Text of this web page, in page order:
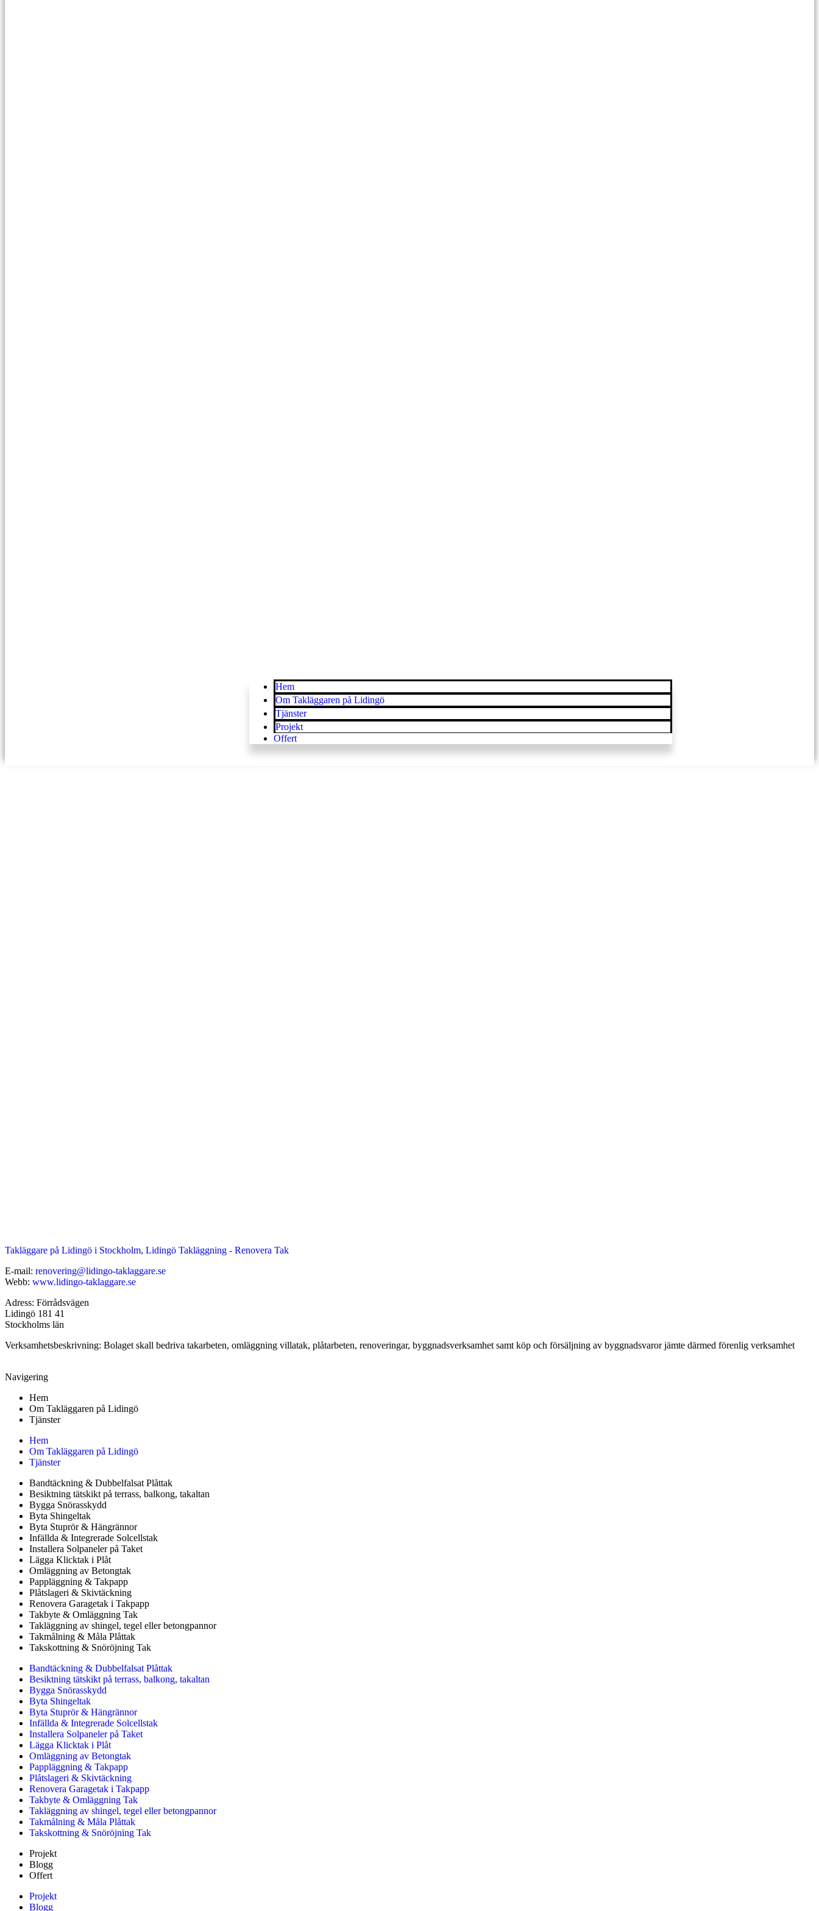
Hem
Om Takläggaren på Lidingö
Tjänster
Projekt
Offert
Takläggare på Lidingö i Stockholm, Lidingö Takläggning - Renovera Tak
E-mail: renovering@lidingo-taklaggare.se
Webb: www.lidingo-taklaggare.se
Adress: Förrådsvägen
Lidingö 181 41
Stockholms län
Verksamhetsbeskrivning: Bolaget skall bedriva takarbeten, omläggning villatak, plåtarbeten, renoveringar, byggnadsverksamhet samt köp och försäljning av byggnadsvaror jämte därmed förenlig verksamhet
Navigering
Hem
Om Takläggaren på Lidingö
Tjänster
Hem
Om Takläggaren på Lidingö
Tjänster
Bandtäckning & Dubbelfalsat Plåttak
Besiktning tätskikt på terrass, balkong, takaltan
Bygga Snörasskydd
Byta Shingeltak
Byta Stuprör & Hängrännor
Infällda & Integrerade Solcellstak
Installera Solpaneler på Taket
Lägga Klicktak i Plåt
Omläggning av Betongtak
Pappläggning & Takpapp
Plåtslageri & Skivtäckning
Renovera Garagetak i Takpapp
Takbyte & Omläggning Tak
Takläggning av shingel, tegel eller betongpannor
Takmålning & Måla Plåttak
Takskottning & Snöröjning Tak
Bandtäckning & Dubbelfalsat Plåttak
Besiktning tätskikt på terrass, balkong, takaltan
Bygga Snörasskydd
Byta Shingeltak
Byta Stuprör & Hängrännor
Infällda & Integrerade Solcellstak
Installera Solpaneler på Taket
Lägga Klicktak i Plåt
Omläggning av Betongtak
Pappläggning & Takpapp
Plåtslageri & Skivtäckning
Renovera Garagetak i Takpapp
Takbyte & Omläggning Tak
Takläggning av shingel, tegel eller betongpannor
Takmålning & Måla Plåttak
Takskottning & Snöröjning Tak
Projekt
Blogg
Offert
Projekt
Blogg